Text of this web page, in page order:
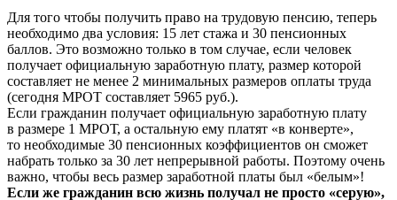
Для того чтобы получить право на трудовую пенсию, теперь
необходимо два условия: 15 лет стажа и 30 пенсионных
баллов. Это возможно только в том случае, если человек
получает официальную заработную плату, размер которой
составляет не менее 2 минимальных размеров оплаты труда
(сегодня МРОТ составляет 5965 руб.).
Если гражданин получает официальную заработную плату
в размере 1 МРОТ, а остальную ему платят «в конверте»,
то необходимые 30 пенсионных коэффициентов он сможет
набрать только за 30 лет непрерывной работы. Поэтому очень
важно, чтобы весь размер заработной платы был «белым»!
Если же гражданин всю жизнь получал не просто «серую»,